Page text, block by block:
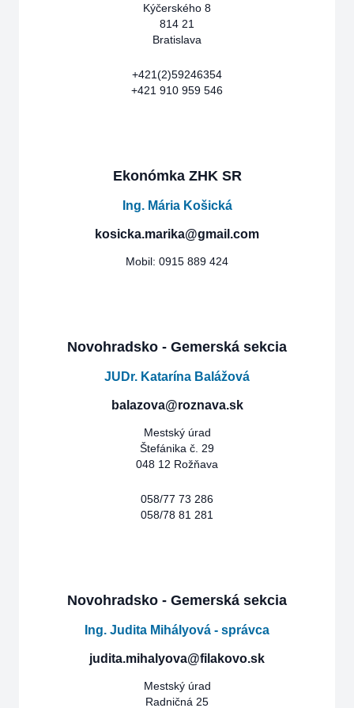
Kýčerského 8
814 21
Bratislava
+421(2)59246354
+421 910 959 546
Ekonómka ZHK SR
Ing. Mária Košická
kosicka.marika@gmail.com
Mobil: 0915 889 424
Novohradsko - Gemerská sekcia
JUDr. Katarína Balážová
balazova@roznava.sk
Mestský úrad
Štefánika č. 29
048 12 Rožňava
058/77 73 286
058/78 81 281
Novohradsko - Gemerská sekcia
Ing. Judita Mihályová - správca
judita.mihalyova@filakovo.sk
Mestský úrad
Radničná 25